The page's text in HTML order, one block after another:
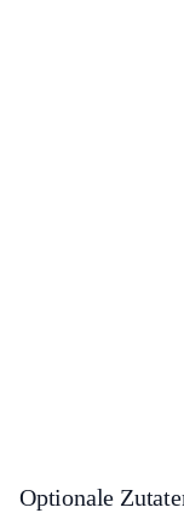
Optionale